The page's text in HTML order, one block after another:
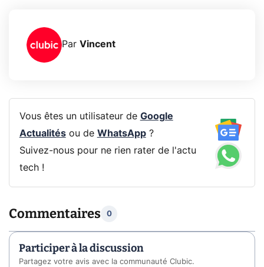
Par Vincent
Vous êtes un utilisateur de Google
Actualitésou de WhatsApp?
Suivez-nous pour ne rien rater de l'actu
tech !
Commentaires 0
Participer à la discussion
Partagez votre avis avec la communauté Clubic.